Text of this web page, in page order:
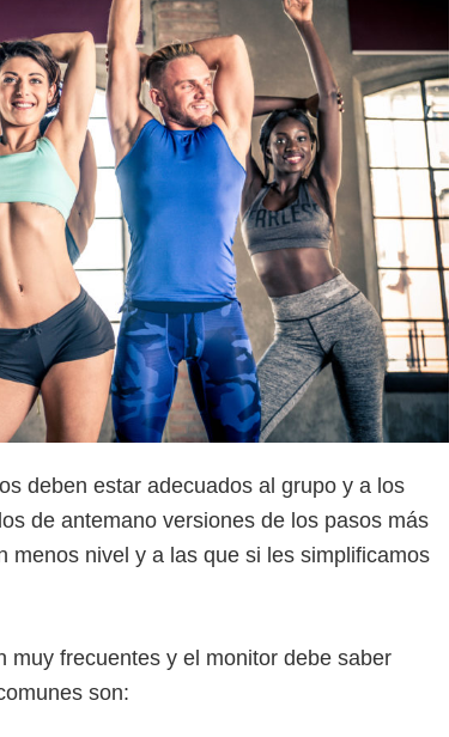
deben estar adecuados al grupo y a los
de antemano versiones de los pasos más
menos nivel y a las que si les simplificamos
muy frecuentes y el monitor debe saber
son: